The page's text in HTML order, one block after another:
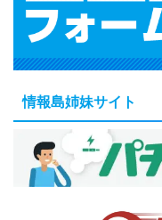
情報島姉妹サイト